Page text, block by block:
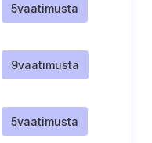
5vaatimusta
9vaatimusta
5vaatimusta